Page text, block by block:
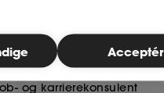
Pihl
og karrierekonsulent
Acceptér